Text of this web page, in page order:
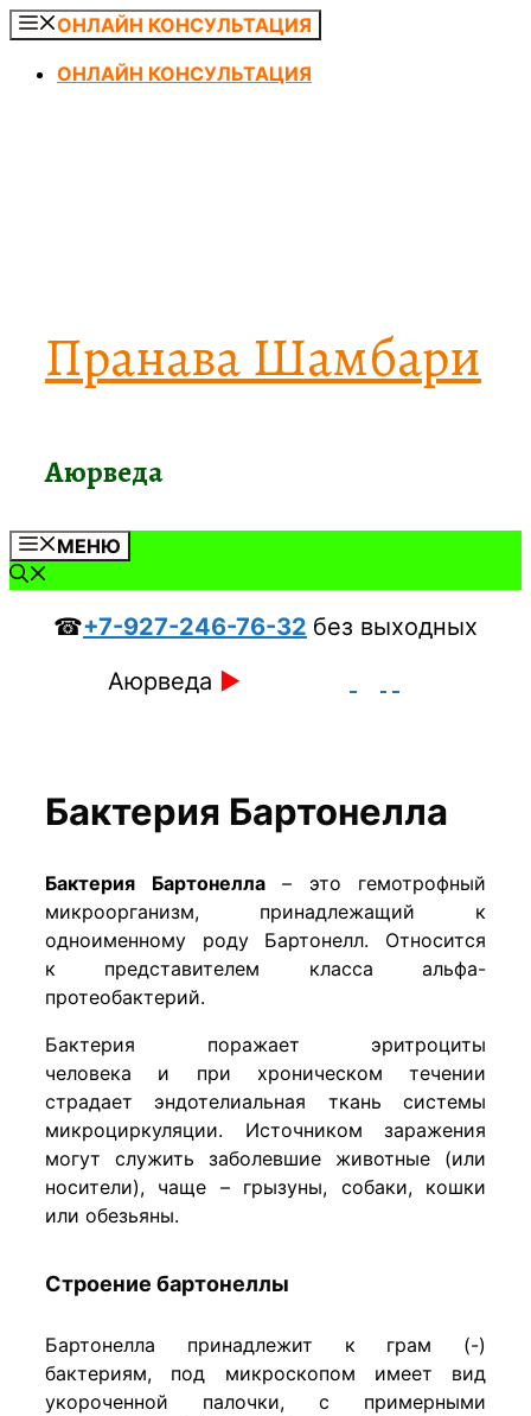
Перейти
содержимому
ОНЛАЙН КОНСУЛЬТАЦИЯ
ОНЛАЙН КОНСУЛЬТАЦИЯ
Пранава Шамбари
Аюрведа
МЕНЮ
☎+7-927-246-76-32 без выходных
Аюрведа ►
Бактерия Бартонелла
Бактерия Бартонелла– это гемотрофный
микроорганизм, принадлежащий к
одноименному роду Бартонелл. Относится
к представителем класса альфа-
протеобактерий.
Бактерия поражает эритроциты
человека и при хроническом течении
страдает эндотелиальная ткань системы
микроциркуляции. Источником заражения
могут служить заболевшие животные (или
носители), чаще – грызуны, собаки, кошки
или обезьяны.
Строение бартонеллы
Бартонелла принадлежит к грам (-)
бактериям, под микроскопом имеет вид
укороченной палочки, с примерными